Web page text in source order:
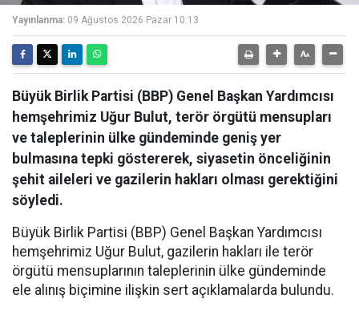
Yayınlanma: 09 Ağustos 2026 Pazar 10:13
Büyük Birlik Partisi (BBP) Genel Başkan Yardımcısı
hemşehrimiz Uğur Bulut, terör örgütü mensupları
ve taleplerinin ülke gündeminde geniş yer
bulmasına tepki göstererek, siyasetin önceliğinin
şehit aileleri ve gazilerin hakları olması gerektiğini
söyledi.
Büyük Birlik Partisi (BBP) Genel Başkan Yardımcısı
hemşehrimiz Uğur Bulut, gazilerin hakları ile terör
örgütü mensuplarının taleplerinin ülke gündeminde
ele alınış biçimine ilişkin sert açıklamalarda bulundu.